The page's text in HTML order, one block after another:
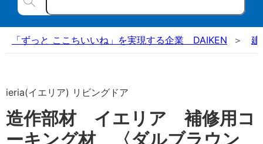
「ずっと ここちいいね」を実現する企業 DAIKEN 建
ieria(イエリア) リビングドア
造作部材 イエリア 補修用コ
ーキング材 〈ダルブラウン